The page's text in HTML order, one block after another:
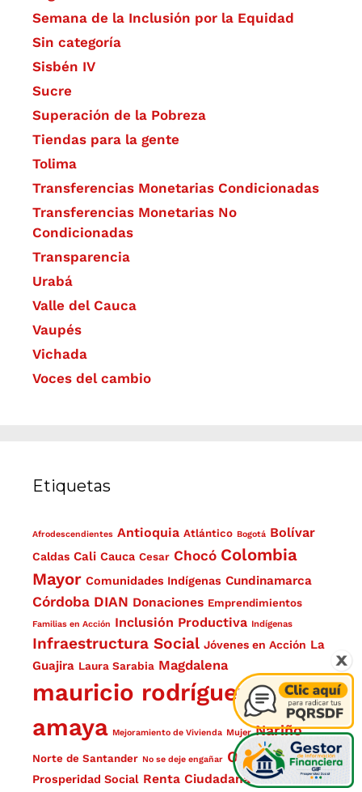
Semana de la Inclusión por la Equidad
Sin categoría
Sisbén IV
Sucre
Superación de la Pobreza
Tiendas para la gente
Tolima
Transferencias Monetarias Condicionadas
Transferencias Monetarias No
Condicionadas
Transparencia
Urabá
Valle del Cauca
Vaupés
Vichada
Voces del cambio
Etiquetas
Afrodescendientes Antioquia Atlántico Bogotá Bolívar
Caldas Cali Cauca Cesar Chocó Colombia
Mayor Comunidades Indígenas Cundinamarca
Córdoba DIAN Donaciones Emprendimientos
Familias en Acción Inclusión Productiva Indígenas
Infraestructura Social Jóvenes en Acción La
Guajira Laura Sarabia Magdalena
mauricio rodríguez
amaya Mejoramiento de Vivienda Mujer Nariño
Norte de Santander No se deje engañar Obras Pagos
Prosperidad Social Renta Ciudadana Santa Marta